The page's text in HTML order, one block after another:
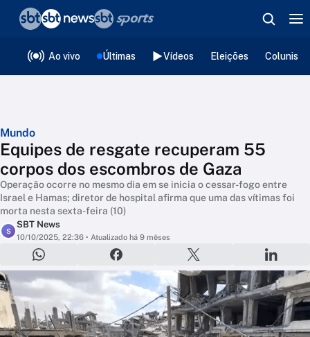
Ao vivo Últimas Vídeos Eleições
Mundo
Equipes de resgate recuperam 55
corpos dos escombros de Gaza
Operação ocorre no mesmo dia em se inicia o cessar-fogo entre
Israel e Hamas; diretor de hospital afirma que uma das vítimas foi
morta nesta sexta-feira (10)
S
SBT News
10/10/2025, 22:36 • Atualizado há 9 mêses
❮voltar
Editorias